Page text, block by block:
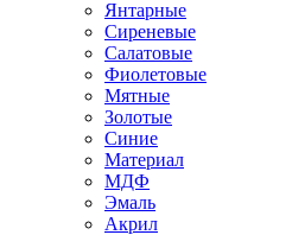
Янтарные
Сиреневые
Салатовые
Фиолетовые
Мятные
Золотые
Синие
Материал
МДФ
Эмаль
Акрил